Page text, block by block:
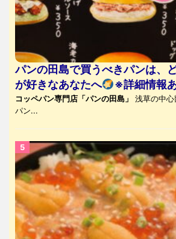
パンの田島で買うべきパンは、
が好きなあなたへ
※詳細情報
コッペパン専門店「パンの田島」
浅草の中
パン...